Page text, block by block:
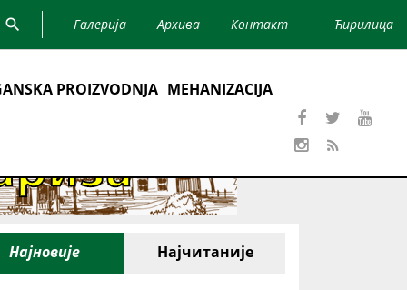
Галерија Архива Контакт Ћирилица
PROIZVODNJA MEHANIZACIJA
Најновије Најчитаније